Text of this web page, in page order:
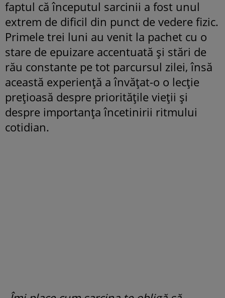
faptul că începutul sarcinii a fost unul
extrem de dificil din punct de vedere fizic.
Primele trei luni au venit la pachet cu o
stare de epuizare accentuată și stări de
rău constante pe tot parcursul zilei, însă
această experiență a învățat-o o lecție
prețioasă despre prioritățile vieții și
despre importanța încetinirii ritmului
cotidian.